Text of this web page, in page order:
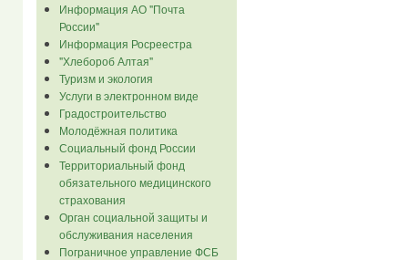
Информация АО "Почта
России"
Информация Росреестра
"Хлебороб Алтая"
Туризм и экология
Услуги в электронном виде
Градостроительство
Молодёжная политика
Социальный фонд России
Территориальный фонд
обязательного медицинского
страхования
Орган социальной защиты и
обслуживания населения
Пограничное управление ФСБ